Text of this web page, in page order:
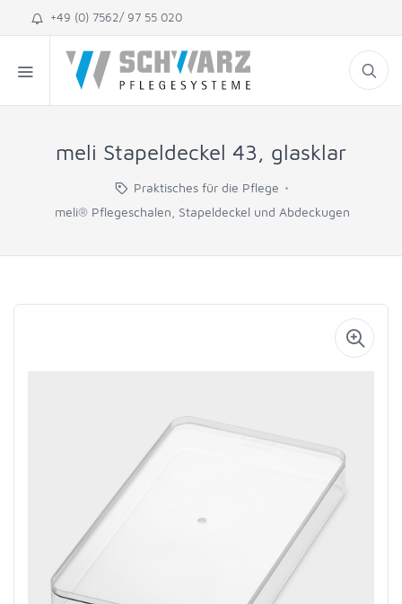
+49 (0) 7562/ 97 55 020
meli Stapeldeckel 43, glasklar
Praktisches für die Pflege
meli® Pflegeschalen, Stapeldeckel und Abdeckugen